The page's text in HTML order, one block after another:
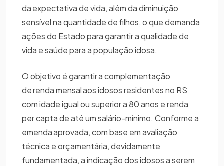
da expectativa de vida, além da diminuição
sensível na quantidade de filhos, o que demanda
ações do Estado para garantir a qualidade de
vida e saúde para a população idosa.
O objetivo é garantir a complementação
de renda mensal aos idosos residentes no RS
com idade igual ou superior a 80 anos e renda
per capta de até um salário-mínimo. Conforme a
emenda aprovada, com base em avaliação
técnica e orçamentária, devidamente
fundamentada, a indicação dos idosos a serem